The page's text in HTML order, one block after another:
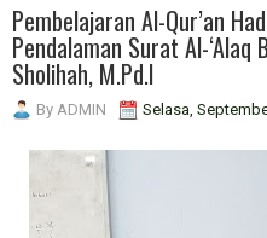
Pembelajaran Al-Qur’an
Pendalaman Surat Al-
Sholihah, M.Pd.I
By ADMIN Selasa,